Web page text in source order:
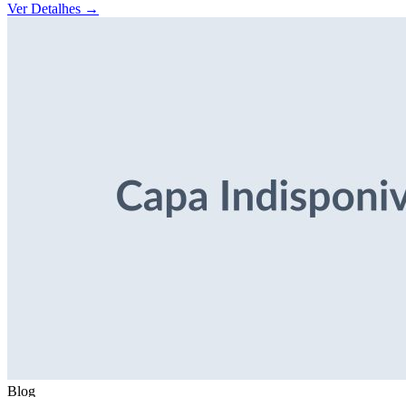
Ver Detalhes →
Blog